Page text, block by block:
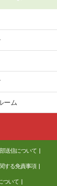
ーム
送信について
する免責事項
ついて